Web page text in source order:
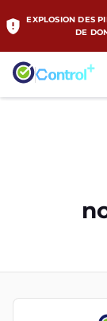
EXPLOSION DES
DE